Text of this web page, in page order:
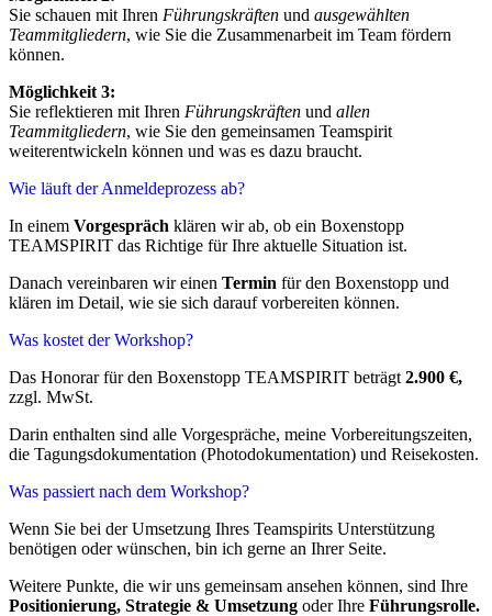
Sie schauen mit Ihren Führungskräften und ausgewählten
Teammitgliedern, wie Sie die Zusammenarbeit im Team fördern
können.
Möglichkeit 3:
Sie reflektieren mit Ihren Führungskräften und allen
Teammitgliedern, wie Sie den gemeinsamen Teamspirit
weiterentwickeln können und was es dazu braucht.
Wie läuft der Anmeldeprozess ab?
In einem Vorgespräch klären wir ab, ob ein Boxenstopp
TEAMSPIRIT das Richtige für Ihre aktuelle Situation ist.
Danach vereinbaren wir einen Termin für den Boxenstopp und
klären im Detail, wie sie sich darauf vorbereiten können.
Was kostet der Workshop?
Das Honorar für den Boxenstopp TEAMSPIRIT beträgt 2.900 €,
zzgl. MwSt.
Darin enthalten sind alle Vorgespräche, meine Vorbereitungszeiten,
die Tagungsdokumentation (Photodokumentation) und Reisekosten.
Was passiert nach dem Workshop?
Wenn Sie bei der Umsetzung Ihres Teamspirits Unterstützung
benötigen oder wünschen, bin ich gerne an Ihrer Seite.
Weitere Punkte, die wir uns gemeinsam ansehen können, sind Ihre
Positionierung, Strategie & Umsetzung oder Ihre Führungsrolle.